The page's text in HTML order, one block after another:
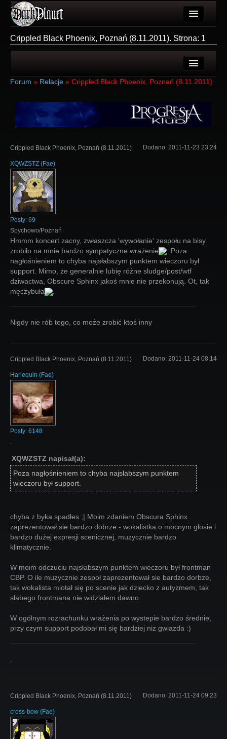
Użytkownicy
Forum
Login
Crippled Black Phoenix, Poznań (8.11.2011). Strona: 1
Ostatnie tematy
Nowe tematy
Login
Forum » Relacje » Crippled Black Phoenix, Poznań (8.11.2011)
Crippled Black Phoenix, Poznań (8.11.2011) Dodano: 2011-11-23 23:24
XQWZSTZ (Fae)
Posty: 69
Spychowo/Poznań
Hmmm koncert zacny, zwłaszcza 'wywołanie' zespołu na bisy
zrobiło na mnie bardzo sympatyczne wrażenie
. Poza
nagłośnieniem to chyba najsłabszym punktem wieczoru był
support. Mimo, że generalnie lubię różne sludge/post/wtf
dziwactwa, Obscure Sphinx jakoś mnie nie przekonują. Ot, tak
męczybuła
Nigdy nie rób tego, co może zrobić ktoś inny
Crippled Black Phoenix, Poznań (8.11.2011) Dodano: 2011-11-24 08:14
Harlequin (Fae)
Posty: 6148
XQWZSTZ napisał(a):
Poza nagłośnieniem to chyba najsłabszym punktem
wieczoru był support.
chyba z byka spadłes ;| Moim zdaniem Obscura Sphinx
zaprezentował sie bardzo dobrze - wokalistka o mocnym głosie i
bardzo dużej expresji scenicznej, muzycznie bardzo
klimatycznie.
W moim odczuciu najsłabszym punktem wieczoru był frontman
CBP. O ile muzycznie zespoł zaprezentował sie bardzo dorbze,
tak wokalista miotał się po scenie jak dziecko z autyzmem, tak
słabego frontmana nie widziałem dawno.
W ogólnym rozrachunku wrażenia po wystepie bardzo średnie,
przy czym support podobał mi się bardziej niz gwiazda :)
Crippled Black Phoenix, Poznań (8.11.2011) Dodano: 2011-11-24 09:23
cross-bow (Fae)